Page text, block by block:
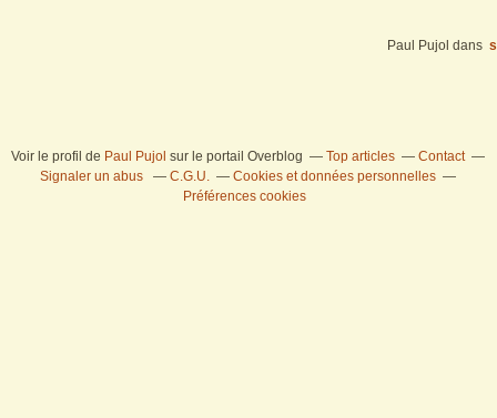
Paul Pujol dans
Voir le profil de Paul Pujol sur le portail Overblog Top articles
Contact
Signaler un abus
C.G.U.
Cookies et données personnelles
Préférences cookies